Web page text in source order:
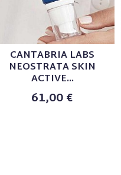
CANTABRIA LABS
NEOSTRATA SKIN
ACTIVE...
61,00 €